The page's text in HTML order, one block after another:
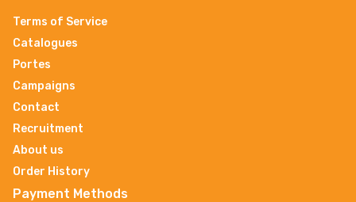
Terms of Service
Catalogues
Portes
Campaigns
Contact
Recruitment
About us
Order History
Payment Methods